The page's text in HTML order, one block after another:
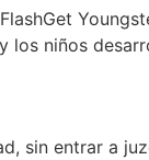
niños
sin entrar a